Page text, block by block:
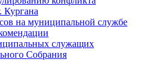
на муниципальной службе
служащих
Cобрания